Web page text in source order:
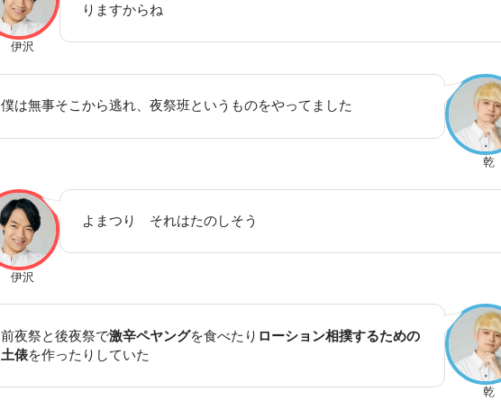
伊沢
りますからね
乾
僕は無事そこから逃れ、夜祭班というものをやってました
伊沢
よまつり それはたのしそう
乾
前夜祭と後夜祭で激辛ペヤングを食べたり ローション相撲するための
土俵を作ったりしていた